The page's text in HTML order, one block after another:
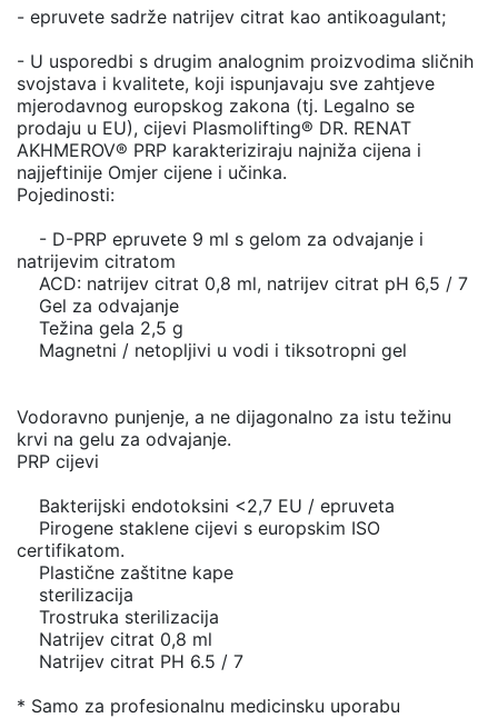
- epruvete sadrže natrijev citrat kao antikoagulant;
- U usporedbi s drugim analognim proizvodima sličnih
svojstava i kvalitete, koji ispunjavaju sve zahtjeve
mjerodavnog europskog zakona (tj. Legalno se
prodaju u EU), cijevi Plasmolifting® DR. RENAT
AKHMEROV® PRP karakteriziraju najniža cijena i
najjeftinije Omjer cijene i učinka.
Pojedinosti:
- D-PRP epruvete 9 ml s gelom za odvajanje i
natrijevim citratom
ACD: natrijev citrat 0,8 ml, natrijev citrat pH 6,5 / 7
Gel za odvajanje
Težina gela 2,5 g
Magnetni / netopljivi u vodi i tiksotropni gel
Vodoravno punjenje, a ne dijagonalno za istu težinu
krvi na gelu za odvajanje.
PRP cijevi
Bakterijski endotoksini <2,7 EU / epruveta
Pirogene staklene cijevi s europskim ISO
certifikatom.
Plastične zaštitne kape
sterilizacija
Trostruka sterilizacija
Natrijev citrat 0,8 ml
Natrijev citrat PH 6.5 / 7
* Samo za profesionalnu medicinsku uporabu